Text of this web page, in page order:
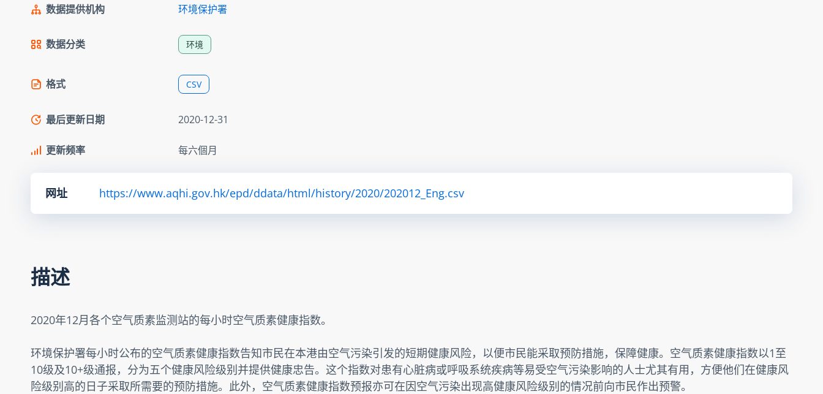
数据提供机构 环境保护署
数据分类 环境
格式 CSV
最后更新日期 2020-12-31
更新频率 每六個月
网址 https://www.aqhi.gov.hk/epd/ddata/html/history/2020/202012_Eng.csv
描述
2020年12月各个空气质素监测站的每小时空气质素健康指数。
环境保护署每小时公布的空气质素健康指数告知市民在本港由空气污染引发的短期健康风险，以便市民能采取预防措施，保障健康。空气质素健康指数以1至
10级及10+级通报，分为五个健康风险级别并提供健康忠告。这个指数对患有心脏病或呼吸系统疾病等易受空气污染影响的人士尤其有用，方便他们在健康风
险级别高的日子采取所需要的预防措施。此外，空气质素健康指数预报亦可在因空气污染出现高健康风险级别的情况前向市民作出预警。